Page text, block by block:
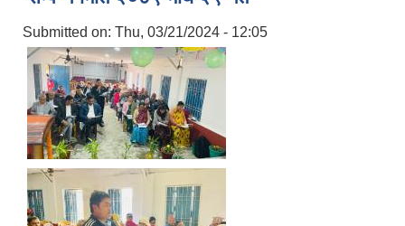
Submitted on: Thu, 03/21/2024 - 12:05